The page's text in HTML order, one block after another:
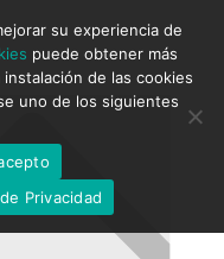
su experiencia de
puede obtener más
de las cookies
uno de los siguientes
Privacidad